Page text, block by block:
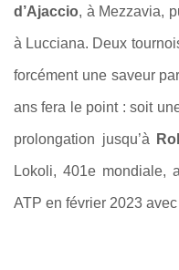
d’Ajaccio, à Mezzavia,
à Lucciana. Deux
forcément une saveur
ans fera le point : soit
prolongation jusqu’à
Lokoli, 401e mondiale,
ATP en février 2023